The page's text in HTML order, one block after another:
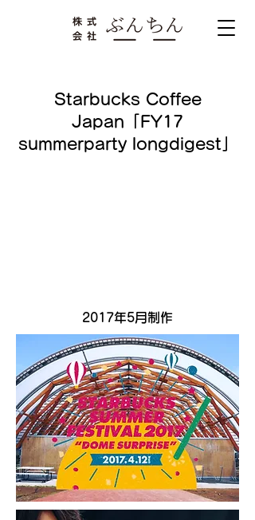
Starbucks Coffee
Japan「FY17
summerparty longdigest」
2017年5月制作